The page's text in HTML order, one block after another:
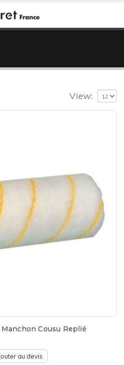
View:
Manchon Cousu Replié
au devis